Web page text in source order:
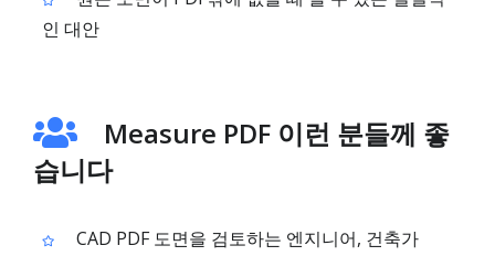
인 대안
Measure PDF 이런 분들께 좋
습니다
CAD PDF 도면을 검토하는 엔지니어, 건축가